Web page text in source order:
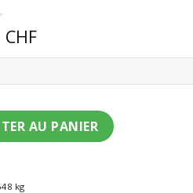
CHF
faucheuse grande taille homme
AU PANIER
kg